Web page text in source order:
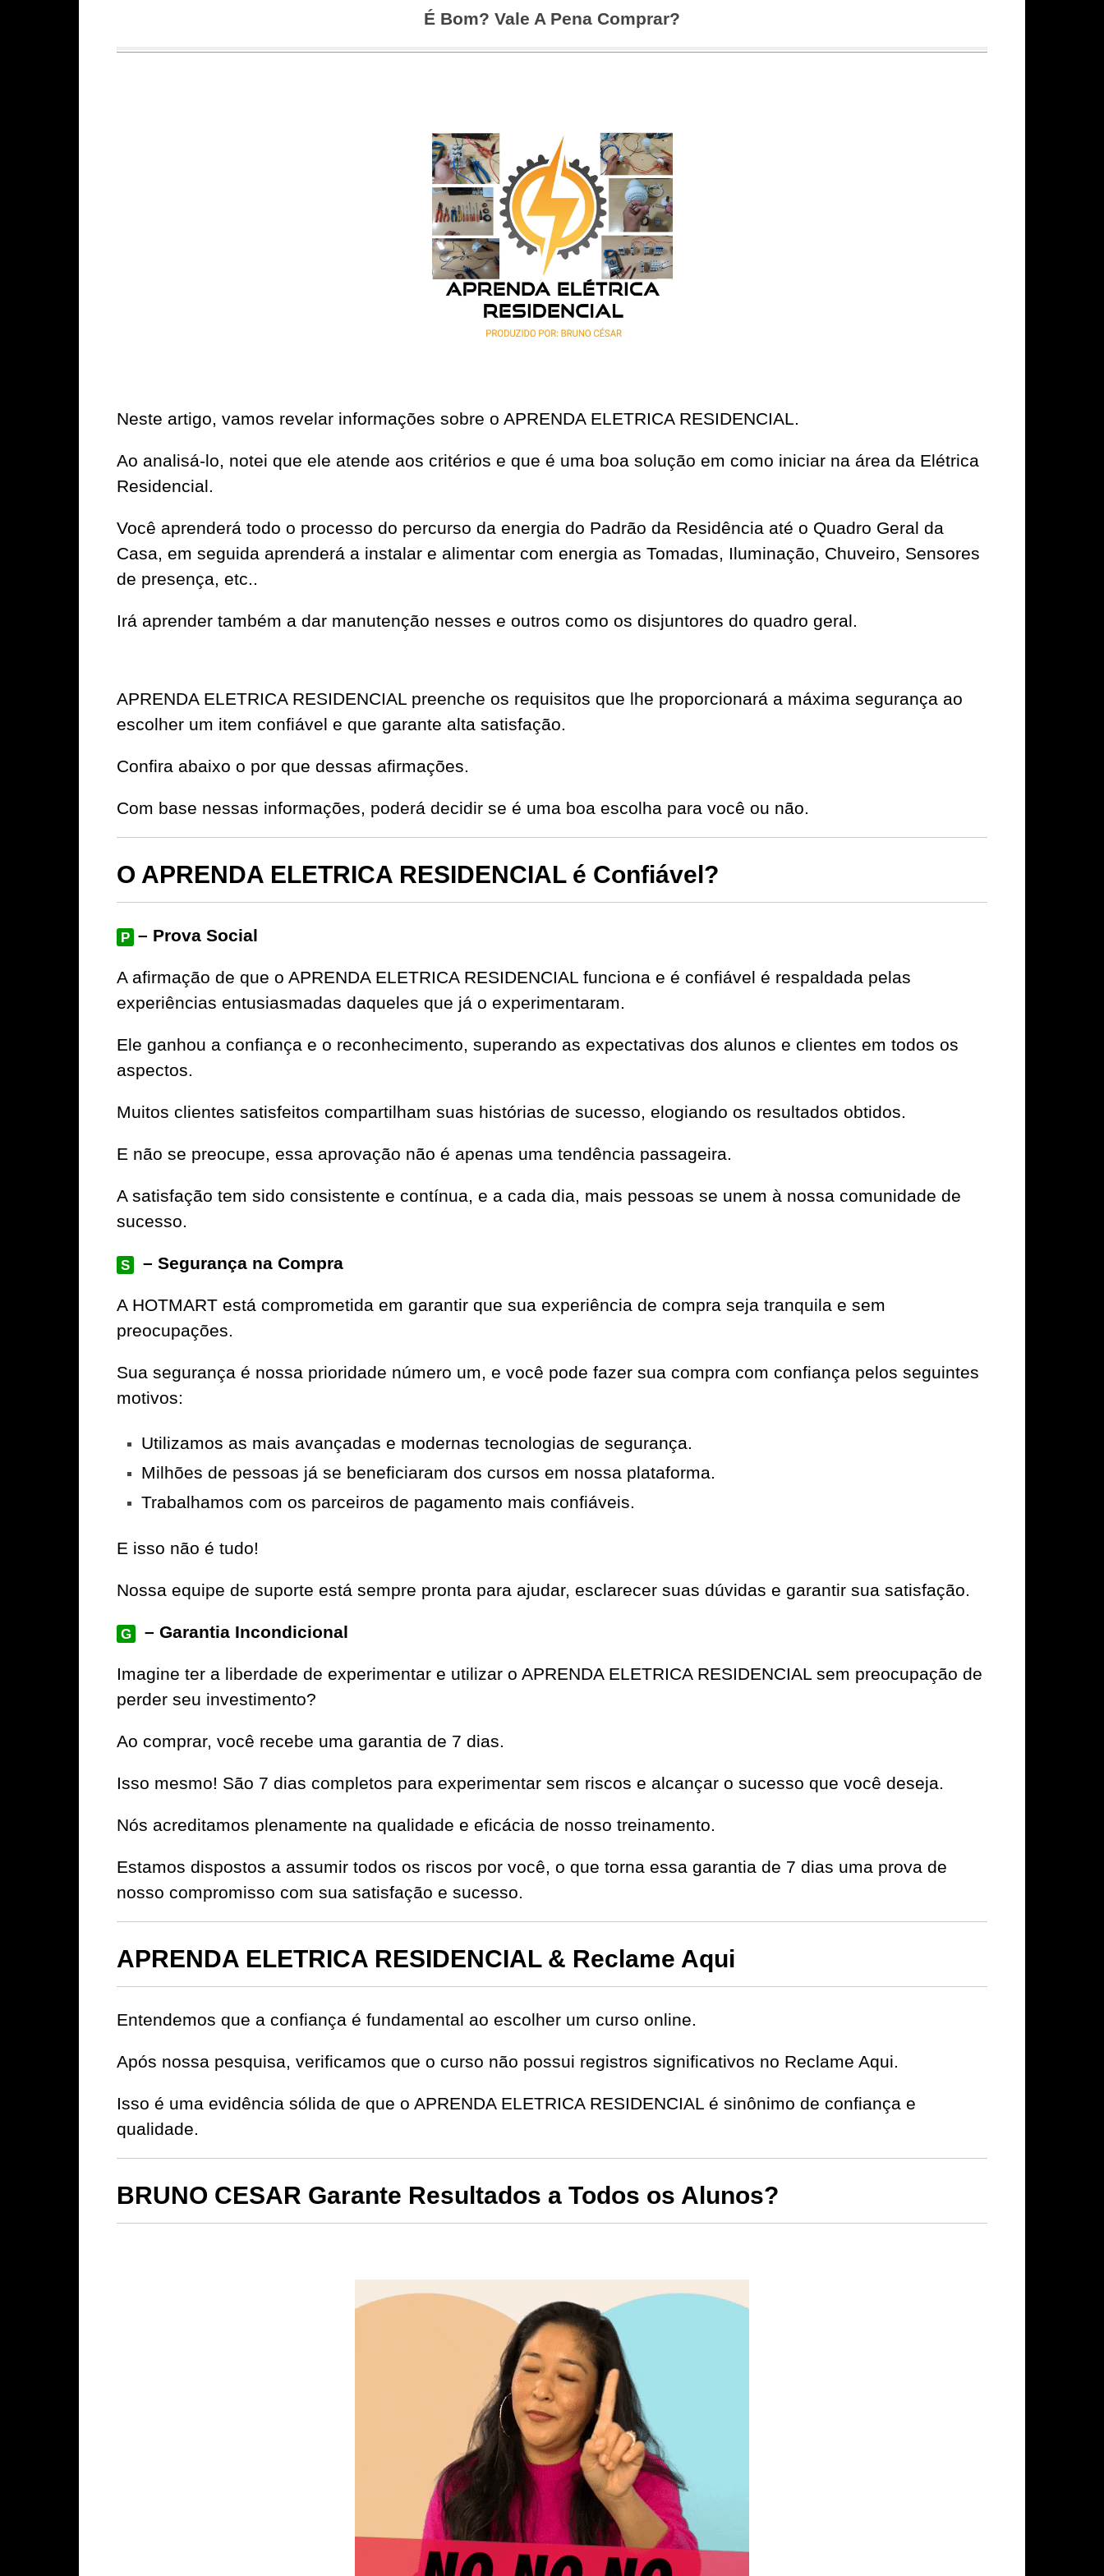
É Bom? Vale A Pena Comprar?
Neste artigo, vamos revelar informações sobre o APRENDA ELETRICA RESIDENCIAL.
Ao analisá-lo, notei que ele atende aos critérios e que é uma boa solução em como iniciar na área da Elétrica
Residencial.
Você aprenderá todo o processo do percurso da energia do Padrão da Residência até o Quadro Geral da
Casa, em seguida aprenderá a instalar e alimentar com energia as Tomadas, Iluminação, Chuveiro, Sensores
de presença, etc..
Irá aprender também a dar manutenção nesses e outros como os disjuntores do quadro geral.
APRENDA ELETRICA RESIDENCIAL preenche os requisitos que lhe proporcionará a máxima segurança ao
escolher um item confiável e que garante alta satisfação.
Confira abaixo o por que dessas afirmações.
Com base nessas informações, poderá decidir se é uma boa escolha para você ou não.
O APRENDA ELETRICA RESIDENCIAL é Confiável?
P – Prova Social
A afirmação de que o APRENDA ELETRICA RESIDENCIAL funciona e é confiável é respaldada pelas
experiências entusiasmadas daqueles que já o experimentaram.
Ele ganhou a confiança e o reconhecimento, superando as expectativas dos alunos e clientes em todos os
aspectos.
Muitos clientes satisfeitos compartilham suas histórias de sucesso, elogiando os resultados obtidos.
E não se preocupe, essa aprovação não é apenas uma tendência passageira.
A satisfação tem sido consistente e contínua, e a cada dia, mais pessoas se unem à nossa comunidade de
sucesso.
S – Segurança na Compra
A HOTMART está comprometida em garantir que sua experiência de compra seja tranquila e sem
preocupações.
Sua segurança é nossa prioridade número um, e você pode fazer sua compra com confiança pelos seguintes
motivos:
Utilizamos as mais avançadas e modernas tecnologias de segurança.
Milhões de pessoas já se beneficiaram dos cursos em nossa plataforma.
Trabalhamos com os parceiros de pagamento mais confiáveis.
E isso não é tudo!
Nossa equipe de suporte está sempre pronta para ajudar, esclarecer suas dúvidas e garantir sua satisfação.
G – Garantia Incondicional
Imagine ter a liberdade de experimentar e utilizar o APRENDA ELETRICA RESIDENCIAL sem preocupação de
perder seu investimento?
Ao comprar, você recebe uma garantia de 7 dias.
Isso mesmo! São 7 dias completos para experimentar sem riscos e alcançar o sucesso que você deseja.
Nós acreditamos plenamente na qualidade e eficácia de nosso treinamento.
Estamos dispostos a assumir todos os riscos por você, o que torna essa garantia de 7 dias uma prova de
nosso compromisso com sua satisfação e sucesso.
APRENDA ELETRICA RESIDENCIAL & Reclame Aqui
Entendemos que a confiança é fundamental ao escolher um curso online.
Após nossa pesquisa, verificamos que o curso não possui registros significativos no Reclame Aqui.
Isso é uma evidência sólida de que o APRENDA ELETRICA RESIDENCIAL é sinônimo de confiança e
qualidade.
BRUNO CESAR Garante Resultados a Todos os Alunos?